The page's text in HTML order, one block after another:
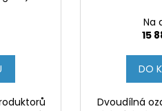
Na
15
DO
Dvoudílná